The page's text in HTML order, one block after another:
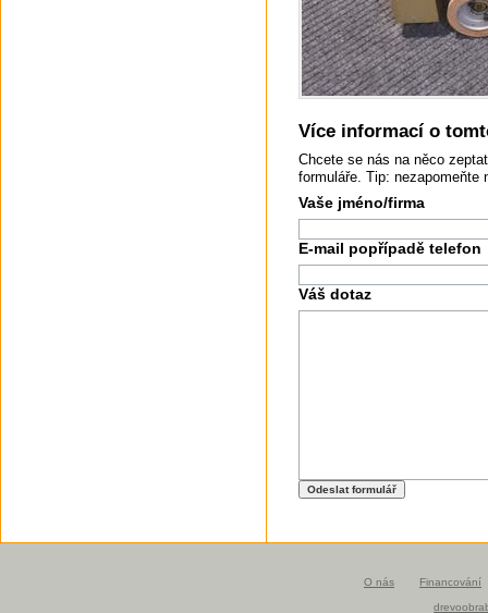
Více informací o
Chcete se nás na něco
formuláře. Tip:
Vaše jméno/firma
E-mail popřípadě telefon
Váš dotaz
O nás Financování